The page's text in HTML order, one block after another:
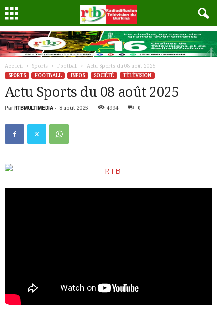
Accueil Sports Football
Actu Sports du 08 août 2025
SPORTS
FOOTBALL INFOS SOCIÉTÉ TÉLÉVISION
Actu Sports du 08 août 2025
Par RTBMULTIMEDIA - 8 août 2025 4994 0